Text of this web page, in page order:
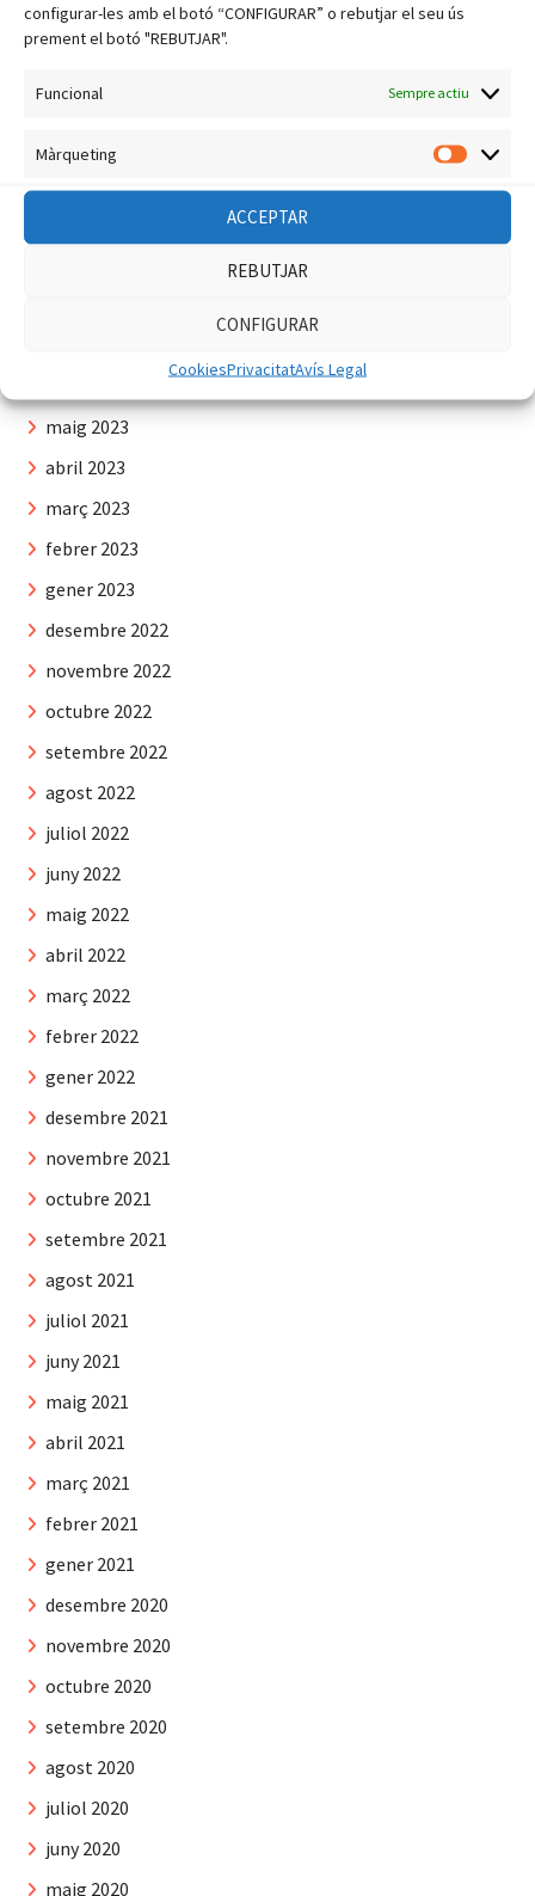
configurar-les amb el botó “CONFIGURAR” o rebutjar el seu ús
prement el botó "REBUTJAR".
Funcional Sempre actiu
Màrqueting
ACCEPTAR
REBUTJAR
CONFIGURAR
CookiesPrivacitatAvís Legal
març 2024
gener 2024
desembre 2023
maig 2023
abril 2023
març 2023
febrer 2023
gener 2023
desembre 2022
novembre 2022
octubre 2022
setembre 2022
agost 2022
juliol 2022
juny 2022
maig 2022
abril 2022
març 2022
febrer 2022
gener 2022
desembre 2021
novembre 2021
octubre 2021
setembre 2021
agost 2021
juliol 2021
juny 2021
maig 2021
abril 2021
març 2021
febrer 2021
gener 2021
desembre 2020
novembre 2020
octubre 2020
setembre 2020
agost 2020
juliol 2020
juny 2020
maig 2020